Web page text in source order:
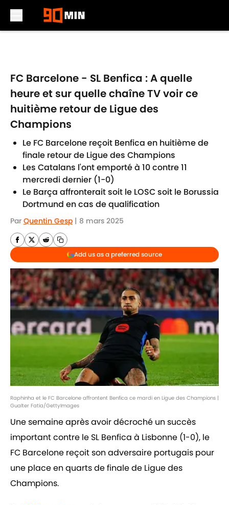
FC Barcelone - SL Benfica : A quelle
heure et sur quelle chaîne TV voir ce
huitième retour de Ligue des
Champions
Le FC Barcelone reçoit Benfica en huitième de
finale retour de Ligue des Champions
Les Catalans l'ont emporté à 10 contre 11
mercredi dernier (1-0)
Le Barça affronterait soit le LOSC soit le Borussia
Dortmund en cas de qualification
Par Quentin Gesp | 8 mars 2025
Add us as a preferred source
Raphinha et le FC Barcelone affrontent Benfica ce mardi en Ligue des Champions |
Gualter Fatia/GettyImages
Une semaine après avoir décroché un succès
important contre le SL Benfica à Lisbonne (1-0), le
FC Barcelone reçoit son adversaire portugais pour
une place en quarts de finale de Ligue des
Champions.